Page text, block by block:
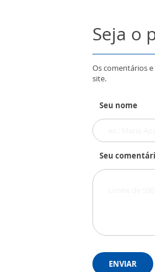
Seja o
Os comentários
site.
Seu nome
Seu
ENVIAR